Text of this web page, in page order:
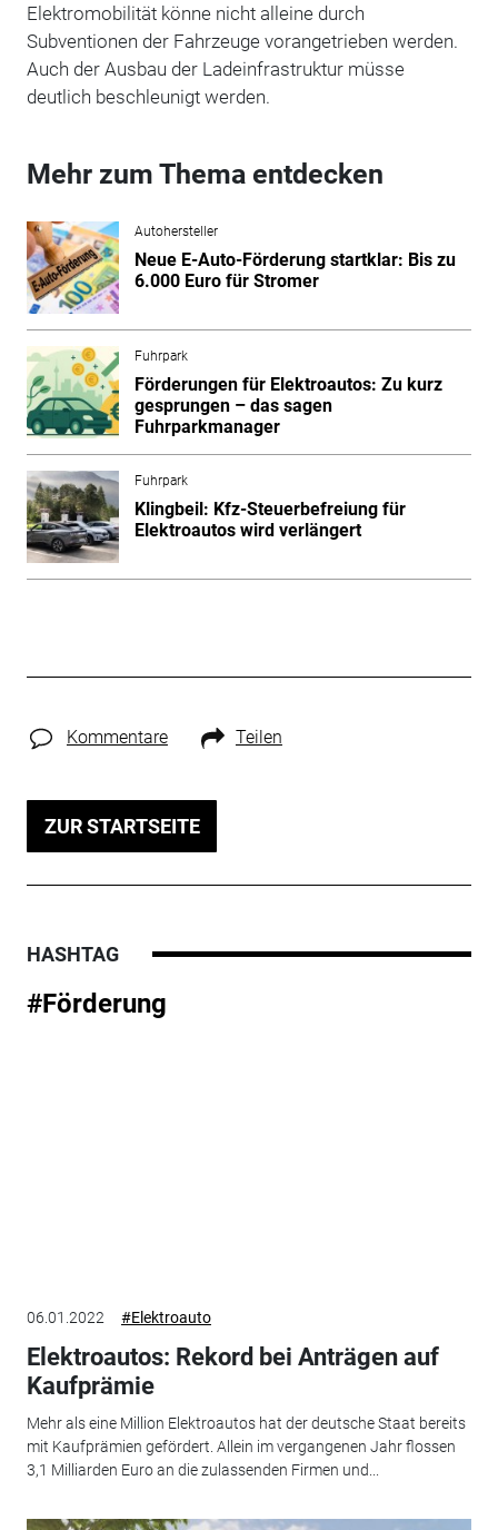
Elektromobilität könne nicht alleine durch
Subventionen der Fahrzeuge vorangetrieben werden.
Auch der Ausbau der Ladeinfrastruktur müsse
deutlich beschleunigt werden.
Mehr zum Thema entdecken
Autohersteller
Neue E-Auto-Förderung startklar: Bis zu
6.000 Euro für Stromer
Fuhrpark
Förderungen für Elektroautos: Zu kurz
gesprungen – das sagen
Fuhrparkmanager
Fuhrpark
Klingbeil: Kfz-Steuerbefreiung für
Elektroautos wird verlängert
Kommentare Teilen
ZUR STARTSEITE
HASHTAG
#Förderung
06.01.2022 #Elektroauto
Elektroautos: Rekord bei Anträgen auf
Kaufprämie
Mehr als eine Million Elektroautos hat der deutsche Staat bereits
mit Kaufprämien gefördert. Allein im vergangenen Jahr flossen
3,1 Milliarden Euro an die zulassenden Firmen und...